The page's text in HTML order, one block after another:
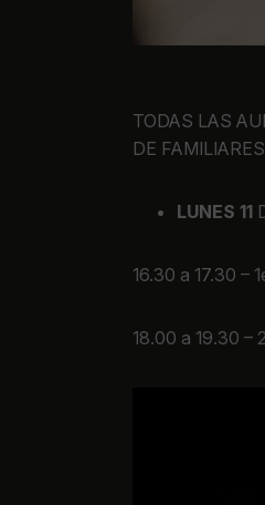
TODAS LAS
DE
LUNES 11
16.30 a 17.30 –
18.00 a 19.30 –